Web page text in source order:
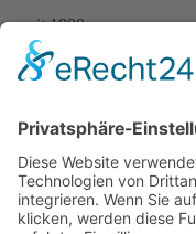
– seit 1898 –
Wir freuen uns auf
Landfleischerei &
Leutersdorfer Str. 6
02794 Spitzkunnersdorf